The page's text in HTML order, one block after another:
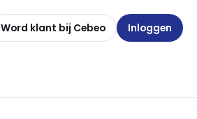
Word klant bij Cebeo Inloggen